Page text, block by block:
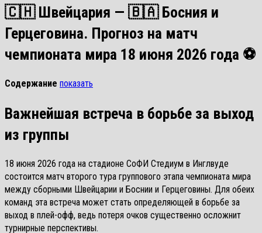
🇨🇭 Швейцария — 🇧🇦 Босния и
Герцеговина. Прогноз на матч
чемпионата мира 18 июня 2026 года ⚽
Содержание показать
Важнейшая встреча в борьбе за выход
из группы
18 июня 2026 года на стадионе СоФИ Стедиум в Инглвуде
состоится матч второго тура группового этапа чемпионата мира
между сборными Швейцарии и Боснии и Герцеговины. Для обеих
команд эта встреча может стать определяющей в борьбе за
выход в плей-офф, ведь потеря очков существенно осложнит
турнирные перспективы.